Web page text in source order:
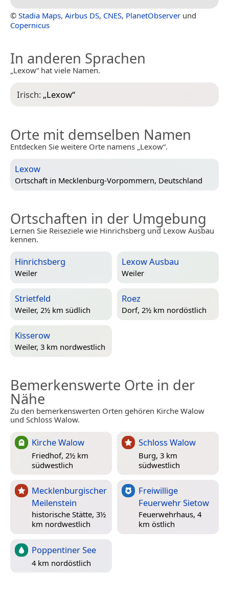
© Stadia Maps, Airbus DS, CNES, PlanetObserver und
Copernicus
In anderen Sprachen
„Lexow“ hat viele Namen.
Irisch: „Lexow“
Orte mit demselben Namen
Entdecken Sie weitere Orte namens „Lexow“.
Lexow
Ortschaft in Mecklenburg-Vorpommern, Deutschland
Ortschaften in der Umgebung
Lernen Sie Reiseziele wie Hinrichsberg und Lexow Ausbau
kennen.
Hinrichsberg
Weiler
Lexow Ausbau
Weiler
Strietfeld
Weiler, 2½ km südlich
Roez
Dorf, 2½ km nordöstlich
Kisserow
Weiler, 3 km nordwestlich
Bemerkenswerte Orte in der
Nähe
Zu den bemerkenswerten Orten gehören Kirche Walow
und Schloss Walow.
Kirche Walow
Friedhof, 2½ km
südwestlich
Schloss Walow
Burg, 3 km
südwestlich
Mecklenburgischer
Meilenstein
historische Stätte, 3½
km nordwestlich
Freiwillige
Feuerwehr Sietow
Feuerwehrhaus, 4
km östlich
Poppentiner See
4 km nordöstlich